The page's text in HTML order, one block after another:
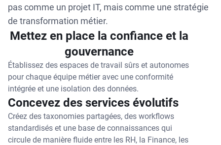
pas comme un projet IT, mais comme une stratégie
de transformation métier.
Mettez en place la confiance et la
gouvernance
Établissez des espaces de travail sûrs et autonomes
pour chaque équipe métier avec une conformité
intégrée et une isolation des données.
Concevez des services évolutifs
Créez des taxonomies partagées, des workflows
standardisés et une base de connaissances qui
circule de manière fluide entre les RH, la Finance, les